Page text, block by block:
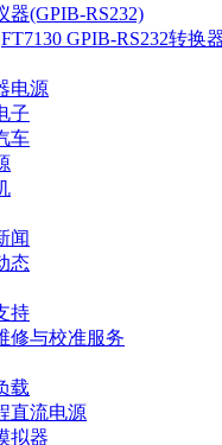
器(GPIB-RS232)
FT7130 GPIB-RS232转换
电源
子
车
闻
态
持
修与校准服务
载
直流电源
拟器